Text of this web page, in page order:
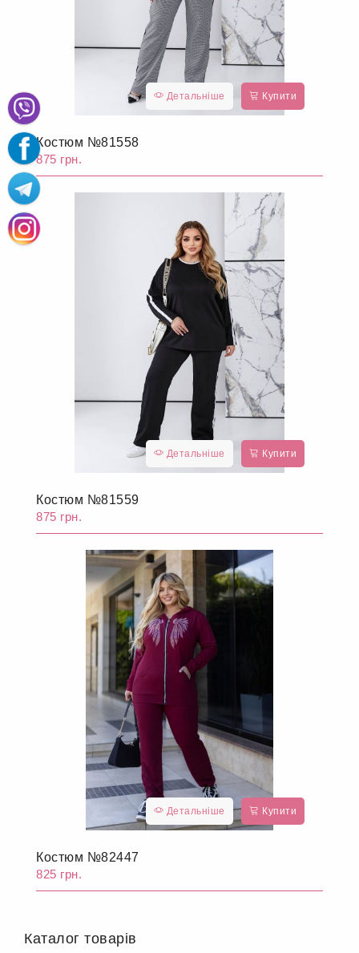
Детальніше Купити
Костюм №81558
875 грн.
Детальніше Купити
Костюм №81559
875 грн.
Детальніше Купити
Костюм №82447
825 грн.
Каталог товарів